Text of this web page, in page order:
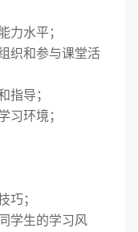
力水平；
织和参与课堂活
指导；
习环境；
巧；
学生的学习风